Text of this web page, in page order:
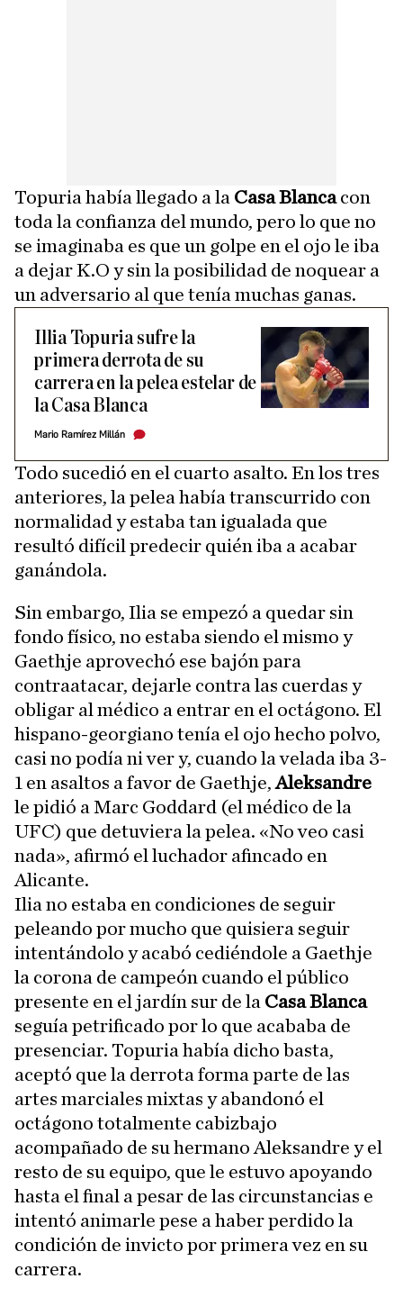
Topuria había llegado a la Casa Blancacon
toda la confianza del mundo, pero lo que no
se imaginaba es que un golpe en el ojo le iba
a dejar K.O y sin la posibilidad de noquear a
un adversario al que tenía muchas ganas.
Illia Topuria sufre la
primera derrota de su
carrera en la pelea estelar de
la Casa Blanca
Mario Ramírez Millán
Todo sucedió en el cuarto asalto. En los tres
anteriores, la pelea había transcurrido con
normalidad y estaba tan igualada que
resultó difícil predecir quién iba a acabar
ganándola.
Sin embargo, Ilia se empezó a quedar sin
fondo físico, no estaba siendo el mismo y
Gaethje aprovechó ese bajón para
contraatacar, dejarle contra las cuerdas y
obligar al médico a entrar en el octágono. El
hispano-georgiano tenía el ojo hecho polvo,
casi no podía ni ver y, cuando la velada iba 3-
1 en asaltos a favor de Gaethje,Aleksandre
le pidió a Marc Goddard (el médico de la
UFC) que detuviera la pelea. «No veo casi
nada», afirmó el luchador afincado en
Alicante.
Ilia no estaba en condiciones de seguir
peleando por mucho que quisiera seguir
intentándolo y acabó cediéndole a Gaethje
la corona de campeón cuando el público
presente en el jardín sur de la Casa Blanca
seguía petrificado por lo que acababa de
presenciar. Topuria había dicho basta,
aceptó que la derrota forma parte de las
artes marciales mixtas y abandonó el
octágono totalmente cabizbajo
acompañado de su hermano Aleksandre y el
resto de su equipo, que le estuvo apoyando
hasta el final a pesar de las circunstancias e
intentó animarle pese a haber perdido la
condición de invicto por primera vez en su
carrera.